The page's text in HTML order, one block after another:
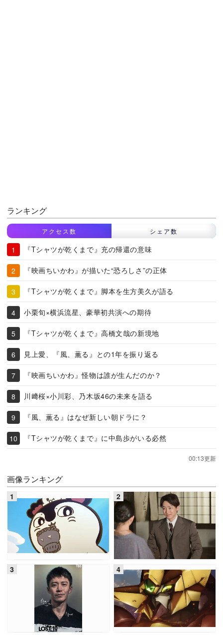
ランキング
アクセス数 シェア数
『Tシャツが乾くまで』充の帰還の意味
『映画ちいかわ』が描いた“恐ろしさ”の正体
『Tシャツが乾くまで』脚本を生方美久が語る
小栗旬×横浜流星、豪華初共演への期待
『Tシャツが乾くまで』高橋文哉の新境地
見上愛、『風、薫る』との1年を振り返る
『映画ちいかわ』怪物は誰が生んだのか？
川﨑桜×小川彩、乃木坂46の未来を語る
『風、薫る』はなぜ新しい朝ドラに？
『Tシャツが乾くまで』に中島歩がいる必然
00:13更新
画像ランキング